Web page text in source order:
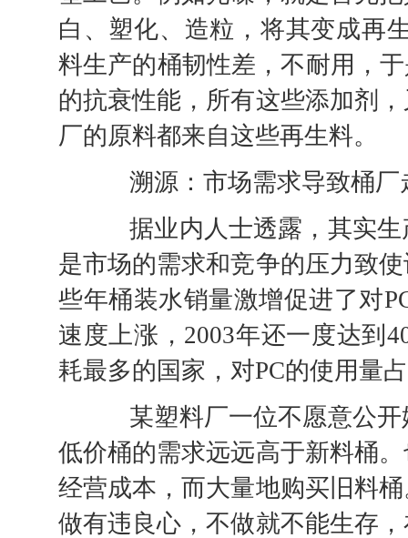
白、塑化、造粒，将其变成再
料生产的桶韧性差，不耐用，
的抗衰性能，所有这些添加剂
厂的原料都来自这些再生料。
溯源：市场需求导致桶厂
据业内人士透露，其实生
是市场的需求和竞争的压力致
些年桶装水销量激增促进了对
速度上涨，2003年还一度达到
耗最多的国家，对PC的使用量
某塑料厂一位不愿意公开
低价桶的需求远远高于新料桶
经营成本，而大量地购买旧料
做有违良心，不做就不能生存